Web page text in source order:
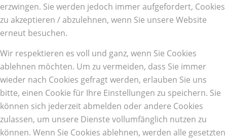
erzwingen. Sie werden jedoch immer aufgefordert, Cookies
zu akzeptieren / abzulehnen, wenn Sie unsere Website
erneut besuchen.
Wir respektieren es voll und ganz, wenn Sie Cookies
ablehnen möchten. Um zu vermeiden, dass Sie immer
wieder nach Cookies gefragt werden, erlauben Sie uns
bitte, einen Cookie für Ihre Einstellungen zu speichern. Sie
können sich jederzeit abmelden oder andere Cookies
zulassen, um unsere Dienste vollumfänglich nutzen zu
können. Wenn Sie Cookies ablehnen, werden alle gesetzten